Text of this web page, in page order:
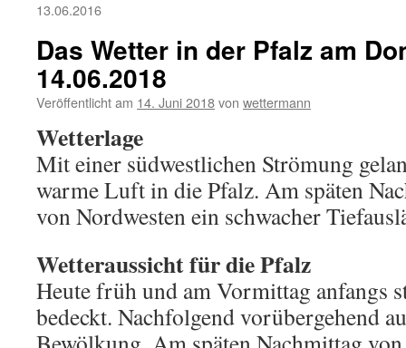
13.06.2016
Das Wetter in der Pfalz am
14.06.2018
Veröffentlicht am 14. Juni 2018von wettermann
Wetterlage
Mit einer südwestlichen Strömung
warme Luft in die Pfalz. Am späten
von Nordwesten ein schwacher
Wetteraussicht für die Pfalz
Heute früh und am Vormittag anfangs
bedeckt. Nachfolgend vorübergehend